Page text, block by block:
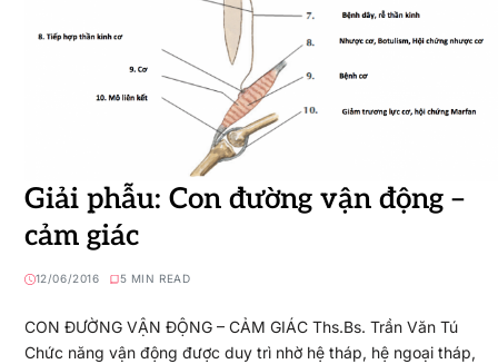
Giải phẫu: Con đường vận động –
cảm giác
12/06/2016 5 MIN READ
CON ĐƯỜNG VẬN ĐỘNG – CẢM GIÁC Ths.Bs. Trần Văn Tú
Chức năng vận động được duy trì nhờ hệ tháp, hệ ngoại tháp,